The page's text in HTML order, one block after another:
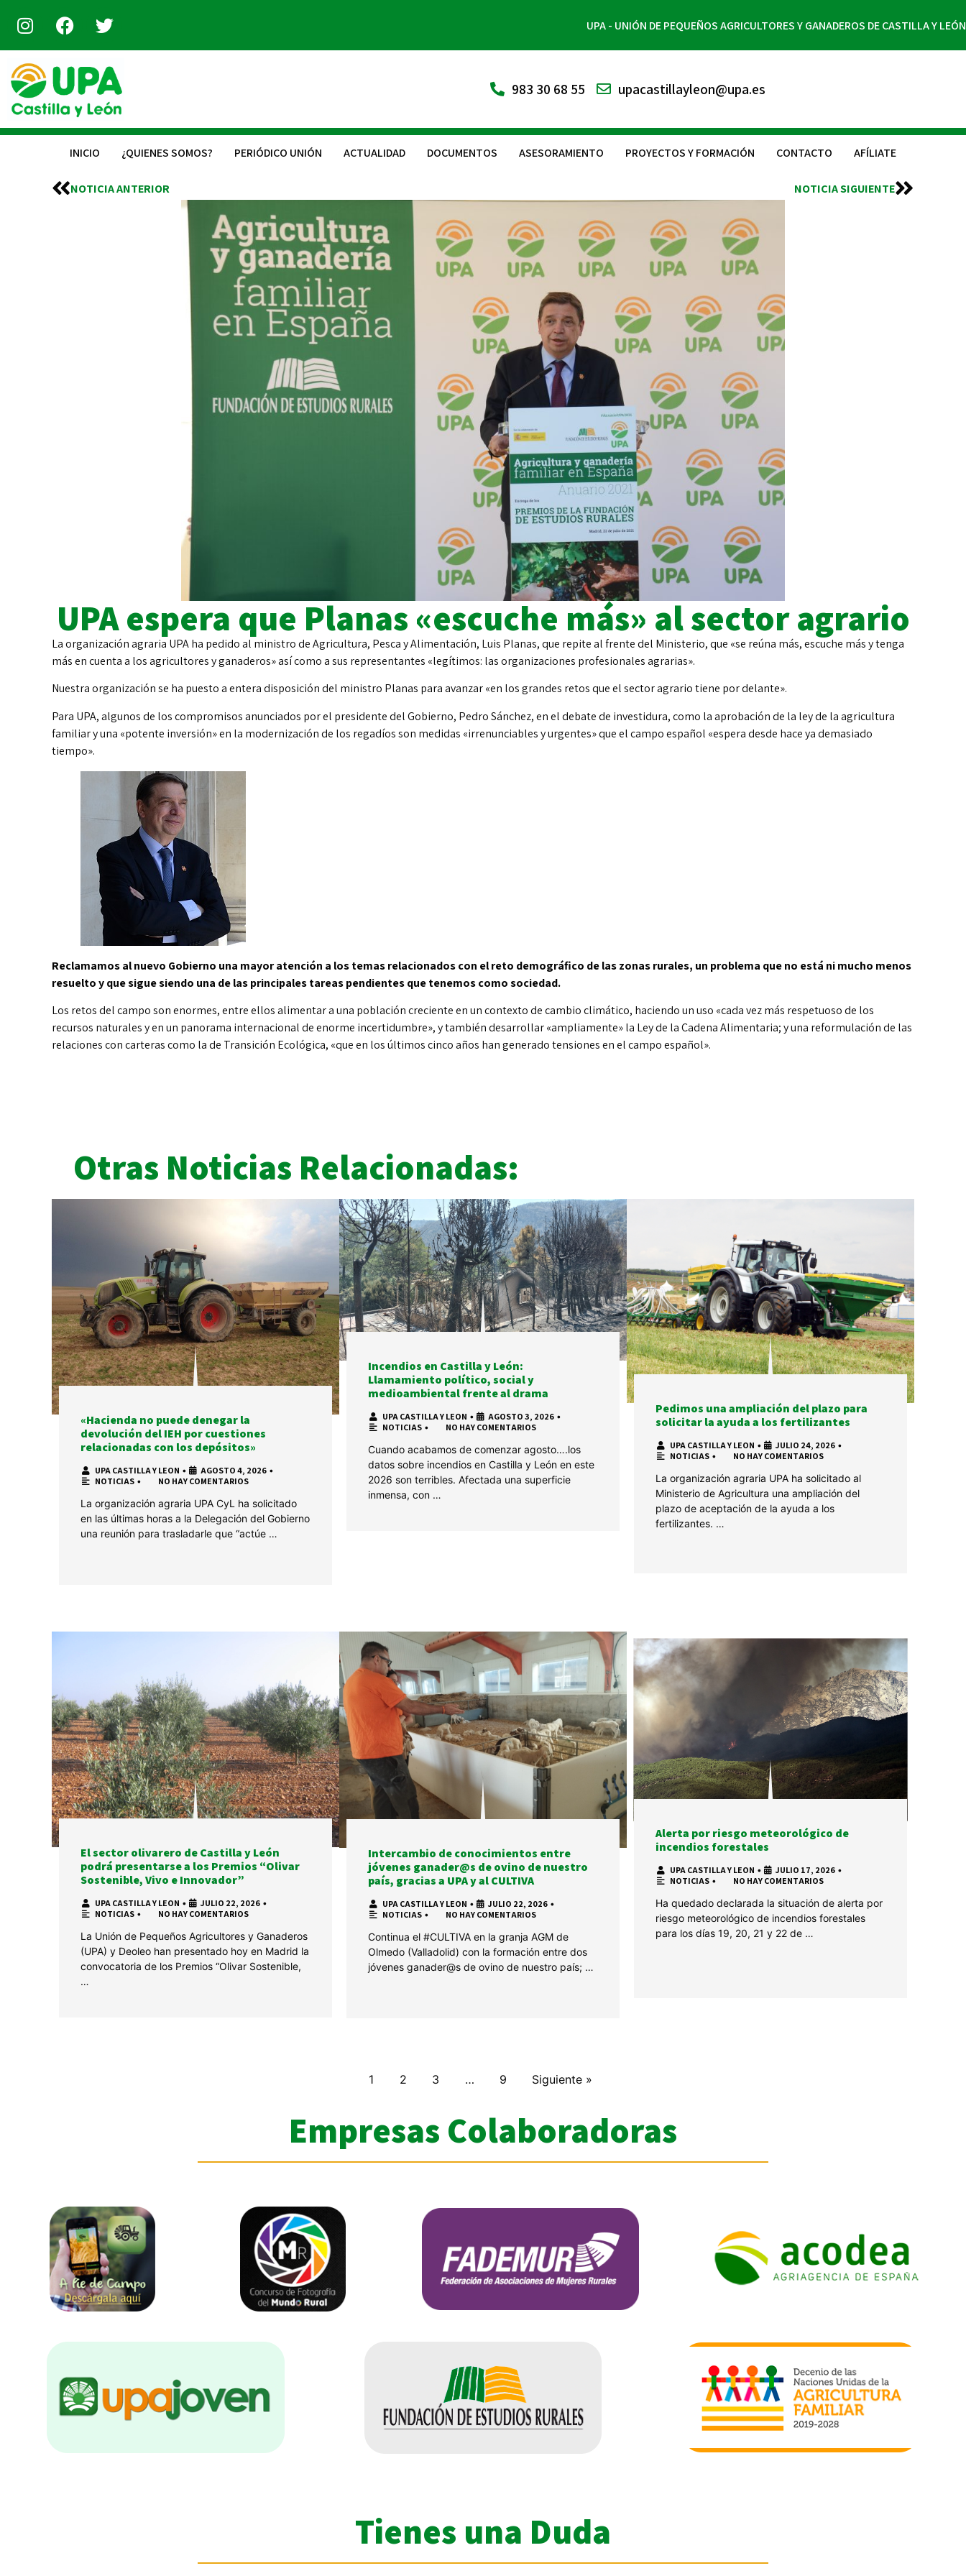
UPA - UNIÓN DE PEQUEÑOS AGRICULTORES Y GANADEROS DE CASTILLA Y LEÓN
983 30 68 55 upacastillayleon@upa.es
INICIO ¿QUIENES SOMOS? PERIÓDICO UNIÓN ACTUALIDAD DOCUMENTOS ASESORAMIENTO PROYECTOS Y FORMACIÓN CONTACTO AFÍLIATE
NOTICIA ANTERIOR NOTICIA SIGUIENTE
UPA espera que Planas «escuche más» al sector agrario
La organización agraria UPA ha pedido al ministro de Agricultura, Pesca y Alimentación, Luis Planas, que repite al frente del Ministerio, que «se reúna más, escuche más y tenga
más en cuenta a los agricultores y ganaderos» así como a sus representantes «legítimos: las organizaciones profesionales agrarias».
Nuestra organización se ha puesto a entera disposición del ministro Planas para avanzar «en los grandes retos que el sector agrario tiene por delante».
Para UPA, algunos de los compromisos anunciados por el presidente del Gobierno, Pedro Sánchez, en el debate de investidura, como la aprobación de la ley de la agricultura
familiar y una «potente inversión» en la modernización de los regadíos son medidas «irrenunciables y urgentes» que el campo español «espera desde hace ya demasiado
tiempo».
Reclamamos al nuevo Gobierno una mayor atención a los temas relacionados con el reto demográfico de las zonas rurales, un problema que no está ni mucho menos
resuelto y que sigue siendo una de las principales tareas pendientes que tenemos como sociedad.
Los retos del campo son enormes, entre ellos alimentar a una población creciente en un contexto de cambio climático, haciendo un uso «cada vez más respetuoso de los
recursos naturales y en un panorama internacional de enorme incertidumbre», y también desarrollar «ampliamente» la Ley de la Cadena Alimentaria; y una reformulación de las
relaciones con carteras como la de Transición Ecológica, «que en los últimos cinco años han generado tensiones en el campo español».
Otras Noticias Relacionadas:
«Hacienda no puede denegar la
devolución del IEH por cuestiones
relacionadas con los depósitos»
UPA CASTILLA Y LEON • AGOSTO 4, 2026 •
NOTICIAS • NO HAY COMENTARIOS
La organización agraria UPA CyL ha solicitado
en las últimas horas a la Delegación del Gobierno
una reunión para trasladarle que “actúe …
Incendios en Castilla y León:
Llamamiento político, social y
medioambiental frente al drama
UPA CASTILLA Y LEON • AGOSTO 3, 2026 •
NOTICIAS • NO HAY COMENTARIOS
Cuando acabamos de comenzar agosto….los
datos sobre incendios en Castilla y León en este
2026 son terribles. Afectada una superficie
inmensa, con …
Pedimos una ampliación del plazo para
solicitar la ayuda a los fertilizantes
UPA CASTILLA Y LEON • JULIO 24, 2026 •
NOTICIAS • NO HAY COMENTARIOS
La organización agraria UPA ha solicitado al
Ministerio de Agricultura una ampliación del
plazo de aceptación de la ayuda a los
fertilizantes. …
El sector olivarero de Castilla y León
podrá presentarse a los Premios “Olivar
Sostenible, Vivo e Innovador”
UPA CASTILLA Y LEON • JULIO 22, 2026 •
NOTICIAS • NO HAY COMENTARIOS
La Unión de Pequeños Agricultores y Ganaderos
(UPA) y Deoleo han presentado hoy en Madrid la
convocatoria de los Premios “Olivar Sostenible,
…
Intercambio de conocimientos entre
jóvenes ganader@s de ovino de nuestro
país, gracias a UPA y al CULTIVA
UPA CASTILLA Y LEON • JULIO 22, 2026 •
NOTICIAS • NO HAY COMENTARIOS
Continua el #CULTIVA en la granja AGM de
Olmedo (Valladolid) con la formación entre dos
jóvenes ganader@s de ovino de nuestro país; …
Alerta por riesgo meteorológico de
incendios forestales
UPA CASTILLA Y LEON • JULIO 17, 2026 •
NOTICIAS • NO HAY COMENTARIOS
Ha quedado declarada la situación de alerta por
riesgo meteorológico de incendios forestales
para los días 19, 20, 21 y 22 de …
1 2 3 … 9 Siguiente »
Empresas Colaboradoras
Tienes una Duda